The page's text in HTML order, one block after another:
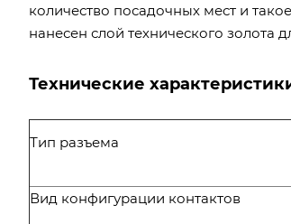
количество посадочных мест и
нанесен слой технического золота
Технические
Тип разъема
Вид конфигурации контактов